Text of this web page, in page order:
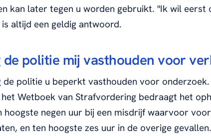
kan later tegen u worden gebruikt. "Ik wil eerst
altijd een geldig antwoord.
de politie mij vasthouden voor
de politie u beperkt vasthouden voor
Wetboek van Strafvordering bedraagt het
negen uur bij een misdrijf waarvoor
en ten hoogste zes uur in de overige